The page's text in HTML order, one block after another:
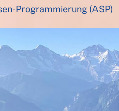
Programmierung (ASP)